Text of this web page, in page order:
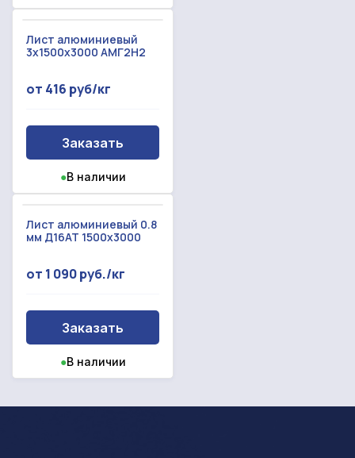
Лист алюминиевый
3x1500x3000 АМГ2Н2
от 416 руб/кг
Заказать
●В наличии
Лист алюминиевый 0.8
мм Д16АТ 1500х3000
от 1 090 руб./кг
Заказать
●В наличии